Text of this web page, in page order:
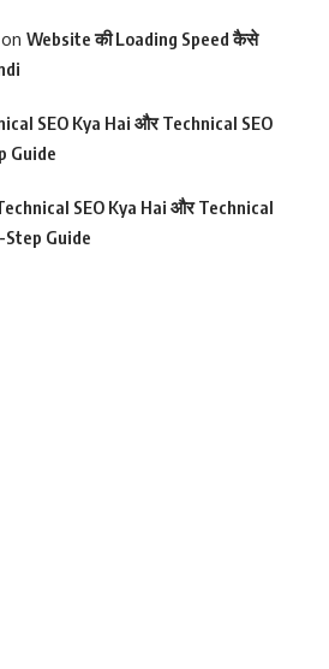
on Website की Loading Speed कैसे
SEO Kya Hai और Technical SEO
Guide
SEO Kya Hai और Technical
Guide